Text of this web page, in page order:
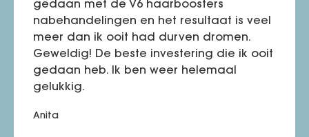
gedaan met de V6 haarboosters
nabehandelingen en het resultaat is veel
meer dan ik ooit had durven dromen.
Geweldig! De beste investering die ik ooit
gedaan heb. Ik ben weer helemaal
gelukkig.
Anita